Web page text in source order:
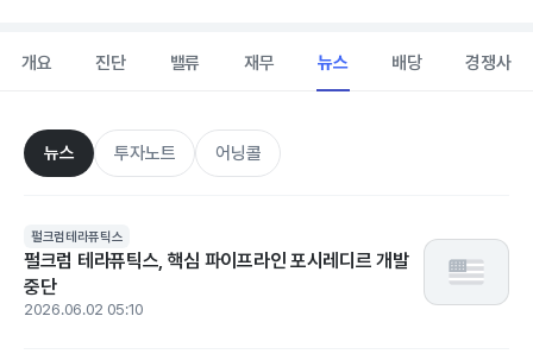
개요 진단 밸류 재무 뉴스 배당 경쟁사
뉴스 투자노트 어닝콜
펄크럼테라퓨틱스
펄크럼 테라퓨틱스, 핵심 파이프라인 포시레디르 개발
중단
2026.06.02 05:10